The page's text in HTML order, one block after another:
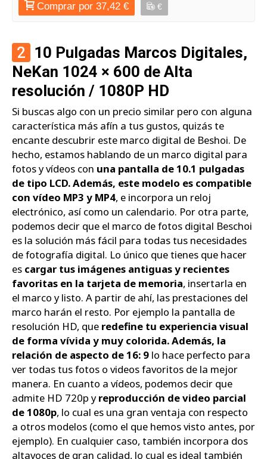
Comprar por 37,42 € €
2 10 Pulgadas Marcos Digitales,
NeKan 1024 × 600 de Alta
resolución / 1080P HD
Si buscas algo con un precio similar pero con alguna
característica más afín a tus gustos, quizás te
encante descubrir este marco digital de Beshoi. De
hecho, estamos hablando de un marco digital para
fotos y vídeos con una pantalla de 10.1 pulgadas
de tipo LCD. Además, este modelo es compatible
con vídeo MP3 y MP4, e incorpora un reloj
electrónico, así como un calendario. Por otra parte,
podemos decir que el marco de fotos digital Beschoi
es la solución más fácil para todas tus necesidades
de fotografía digital. Lo único que tienes que hacer
es cargar tus imágenes antiguas y recientes
favoritas en la tarjeta de memoria, insertarla en
el marco y listo. A partir de ahí, las prestaciones del
marco harán el resto. Por ejemplo la pantalla de
resolución HD, que redefine tu experiencia visual
de forma vívida y muy colorida. Además, la
relación de aspecto de 16: 9 lo hace perfecto para
ver todas tus fotos o videos favoritos de la mejor
manera. En cuanto a vídeos, podemos decir que
admite HD 720p yreproducción de video parcial
de 1080p, lo cual es una gran ventaja con respecto
a otros modelos (como el que hemos visto antes, por
ejemplo). En cualquier caso, también incorpora dos
altavoces de gran calidad, lo cual es ideal también